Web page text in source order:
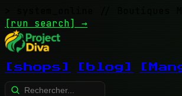
// Boutiques
[run search] →
[shops] [blog]